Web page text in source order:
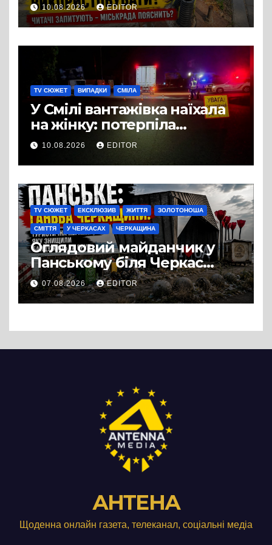
щодо освітлення
10.08.2026 EDITOR
TV СЮЖЕТ ВИПАДКИ СМІЛА
У Смілі вантажівка наїхала
на жінку: потерпіла
померла в лікарні
10.08.2026 EDITOR
TV СЮЖЕТ ЕКСКЛЮЗИВ ЖИТТЯ ЗОЛОТОНОША
СМІТТЯ У ЧЕРКАСАХ ЧЕРКАЩИНА
Оглядовий майданчик у
Панському біля Черкас
перетворився на занедбане
сміттєзвалище
07.08.2026 EDITOR
АНТЕНА
Щоденна онлайн газета, телеканал, соціальні медіа